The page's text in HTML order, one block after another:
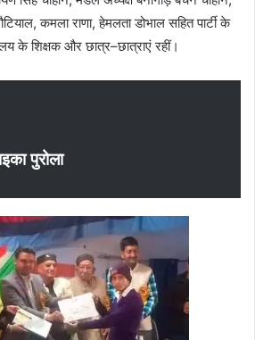
कमला राणा, हेमलता डोभाल सहित पार्टी के
के शिक्षक और छात्र–छात्राएं रहीं।
पुरोला